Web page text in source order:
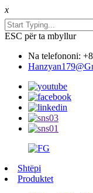
x
ESC për ta mbyllur
Na telefononi:
Shtëpi
Produktet